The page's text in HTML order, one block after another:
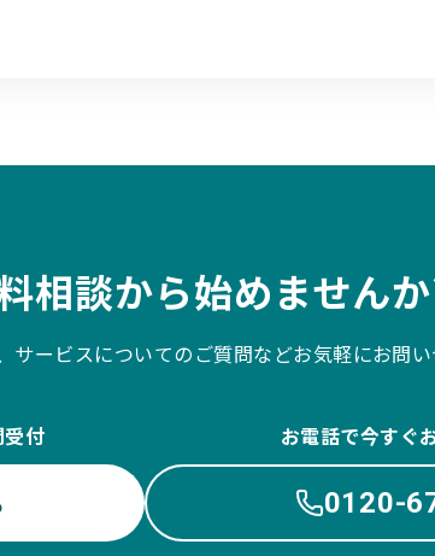
相談から始めません
ービスについてのご質問などお気軽にお問い
付 お電話で今すぐ
0120-